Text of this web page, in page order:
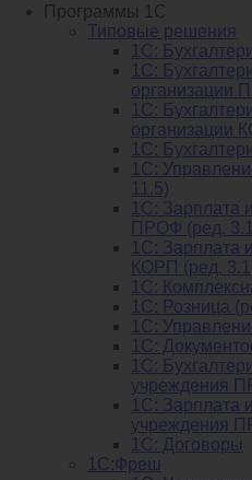
Программы 1С
Типовые решения
1C:
1С:
организации
1С:
организации
1C:
1C:
11.5)
1C: Зарплата
ПРОФ (ред.
1C: Зарплата
КОРП (ред.
1C:
1С: Розница
1С:
1С:
1C:
учреждения
1C: Зарплата
учреждения
1С: Договоры
1С:Фреш